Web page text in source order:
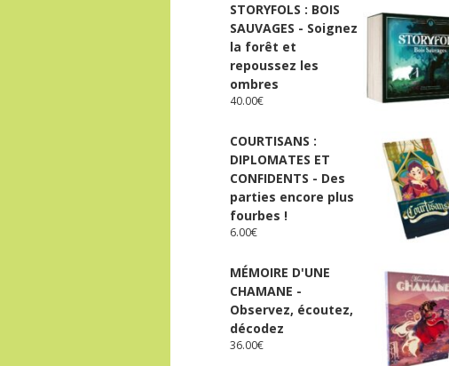
STORYFOLS : BOIS
SAUVAGES - Soignez
la forêt et
repoussez les
ombres
40.00€
COURTISANS :
DIPLOMATES ET
CONFIDENTS - Des
parties encore plus
fourbes !
6.00€
MÉMOIRE D'UNE
CHAMANE -
Observez, écoutez,
décodez
36.00€